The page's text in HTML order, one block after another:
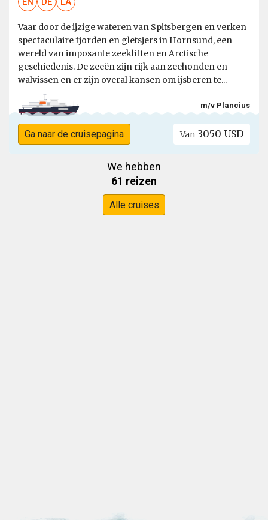
Vaar door de ijzige wateren van Spitsbergen en verken
spectaculaire fjorden en gletsjers in Hornsund, een
wereld van imposante zeekliffen en Arctische
geschiedenis. De zeeën zijn rijk aan zeehonden en
walvissen en er zijn overal kansen om ijsberen te...
m/v Plancius
Ga naar de cruisepagina Van 3050 USD
We hebben
61 reizen
Alle cruises